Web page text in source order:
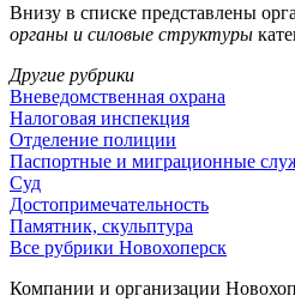
Внизу в списке представлены
органы и силовые структуры
Другие рубрики
Вневедомственная охрана
Налоговая инспекция
Отделение полиции
Паспортные и миграционные
Суд
Достопримечательность
Памятник, скульптура
Все рубрики Новохоперск
Компании и организации